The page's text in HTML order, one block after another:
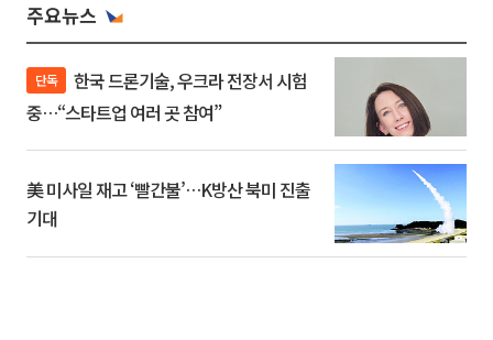
주요뉴스
단독
중…“스타트업 여러 곳 참여”
美 미사일 재고 ‘빨간불’…K방산 북미 진출
기대